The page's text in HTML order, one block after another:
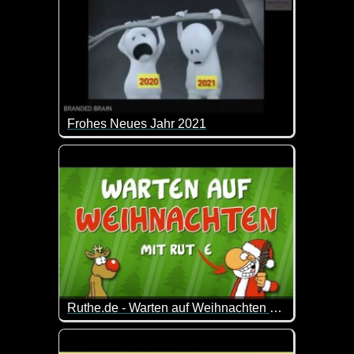
Frohes Neues Jahr 2021
Ich wünsche dir fürs Neue Jahr alles Liebe und
Ruthe.de - Warten auf Weihnachten (30 Minuten Rudi & Santa)
Es ist noch Zeit bis zur Bescherung und ihr wisst